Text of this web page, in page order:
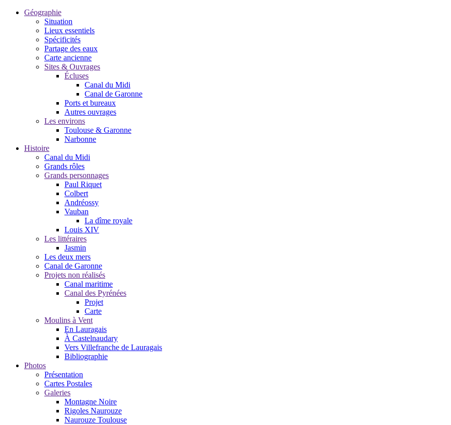
Géographie
Situation
Lieux essentiels
Spécificités
Partage des eaux
Carte ancienne
Sites & Ouvrages
Écluses
Canal du Midi
Canal de Garonne
Ports et bureaux
Autres ouvrages
Les environs
Toulouse & Garonne
Narbonne
Histoire
Canal du Midi
Grands rôles
Grands personnages
Paul Riquet
Colbert
Andréossy
Vauban
La dîme royale
Louis XIV
Les littéraires
Jasmin
Les deux mers
Canal de Garonne
Projets non réalisés
Canal maritime
Canal des Pyrénées
Projet
Carte
Moulins à Vent
En Lauragais
À Castelnaudary
Vers Villefranche de Lauragais
Bibliographie
Photos
Présentation
Cartes Postales
Galeries
Montagne Noire
Rigoles Naurouze
Naurouze Toulouse